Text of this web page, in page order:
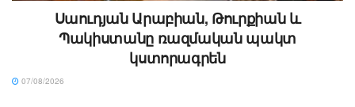
Սաուդյան Արաբիան, Թուրքիան և
Պակիստանը ռազմական պակտ
կստորագրեն
07/08/2026